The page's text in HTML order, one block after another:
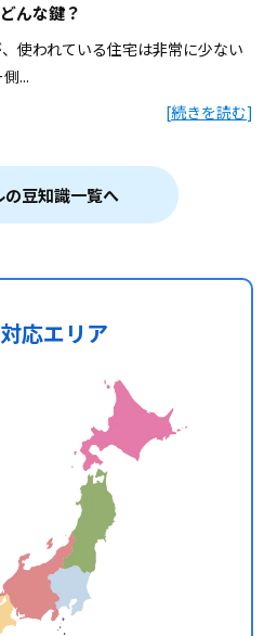
んな鍵？
使われている住宅は非常に少ない
...
[続きを読む]
豆知識一覧へ
応エリア